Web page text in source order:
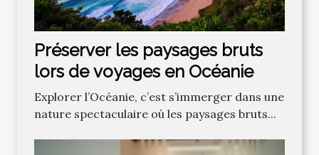
Préserver les paysages bruts
lors de voyages en Océanie
Explorer l’Océanie, c’est s’immerger dans une
nature spectaculaire où les paysages bruts...